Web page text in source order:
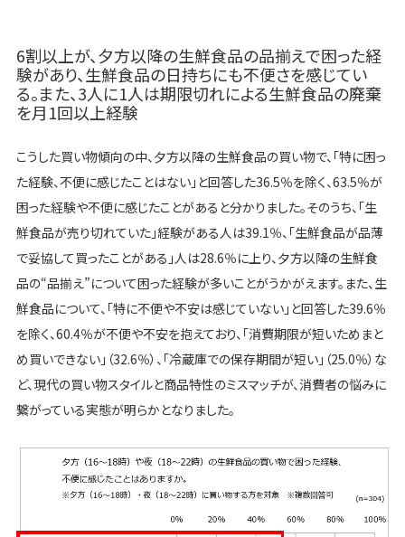
6割以上が、夕方以降の生鮮食品の品揃えで困った経
験があり、生鮮食品の日持ちにも不便さを感じてい
る。また、3人に1人は期限切れによる生鮮食品の廃棄
を月1回以上経験
こうした買い物傾向の中、夕方以降の生鮮食品の買い物で、「特に困っ
た経験、不便に感じたことはない」と回答した36.5％を除く、63.5％が
困った経験や不便に感じたことがあると分かりました。そのうち、「生
鮮食品が売り切れていた」経験がある人は39.1％、「生鮮食品が品薄
で妥協して買ったことがある」人は28.6％に上り、夕方以降の生鮮食
品の“品揃え”について困った経験が多いことがうかがえます。また、生
鮮食品について、「特に不便や不安は感じていない」と回答した39.6％
を除く、60.4％が不便や不安を抱えており、「消費期限が短いためまと
め買いできない」（32.6％）、「冷蔵庫での保存期間が短い」（25.0％）な
ど、現代の買い物スタイルと商品特性のミスマッチが、消費者の悩みに
繋がっている実態が明らかとなりました。